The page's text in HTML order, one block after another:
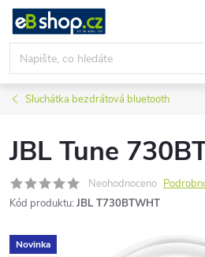
Přejít
obsah
Sluchátka bezdrátová bluetooth
JBL Tune
Neohodnoceno
Kód produktu: JBL T730BTWHT
Novinka